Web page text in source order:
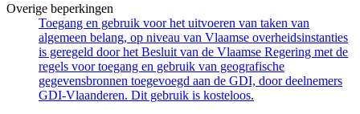
Overige beperkingen
Toegang en gebruik voor het uitvoeren van taken van
algemeen belang, op niveau van Vlaamse overheidsinstanties
is geregeld door het Besluit van de Vlaamse Regering met de
regels voor toegang en gebruik van geografische
gegevensbronnen toegevoegd aan de GDI, door deelnemers
GDI-Vlaanderen. Dit gebruik is kosteloos.